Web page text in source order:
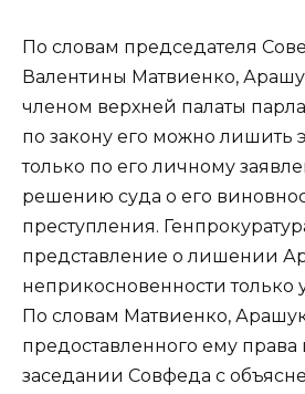
По словам председателя
Валентины Матвиенко,
членом верхней палаты
по закону его можно лишить
только по его личному
решению суда о его
преступления.
представление о лишении
неприкосновенности только
По словам Матвиенко,
предоставленного ему права
заседании Совфеда с